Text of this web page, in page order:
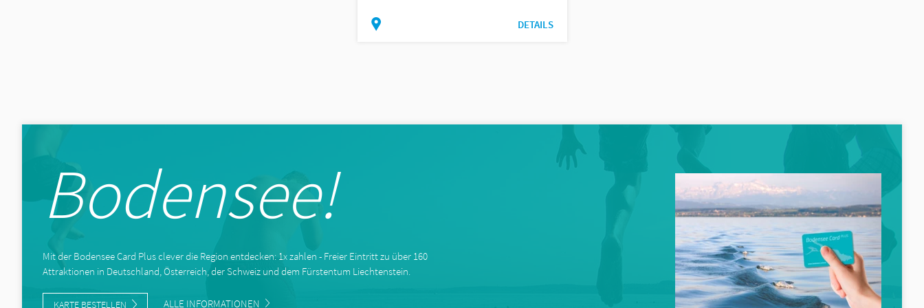
DETAILS
Bodensee!
Mit der Bodensee Card Plus clever die Region entdecken: 1x zahlen - Freier Eintritt zu über 160
Attraktionen in Deutschland, Österreich, der Schweiz und dem Fürstentum Liechtenstein.
KARTE BESTELLEN ALLE INFORMATIONEN